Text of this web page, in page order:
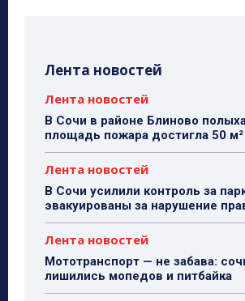
Лента новостей
Лента новостей
В Сочи в районе Блиново
площадь пожара достигла 50 м²
Лента новостей
В Сочи усилили контроль за
эвакуированы за нарушение
Лента новостей
Мототранспорт — не забава:
лишились мопедов и питбайка